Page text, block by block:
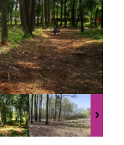
Mieszkania
Domy
Działki